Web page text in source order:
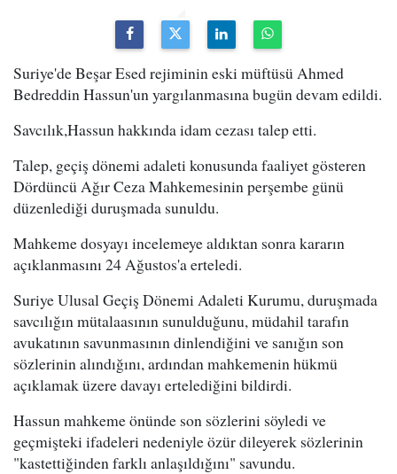
Suriye'de Beşar Esed rejiminin eski müftüsü Ahmed
Bedreddin Hassun'un yargılanmasına bugün devam edildi.
Savcılık,Hassun hakkında idam cezası talep etti.
Talep, geçiş dönemi adaleti konusunda faaliyet gösteren
Dördüncü Ağır Ceza Mahkemesinin perşembe günü
düzenlediği duruşmada sunuldu.
Mahkeme dosyayı incelemeye aldıktan sonra kararın
açıklanmasını 24 Ağustos'a erteledi.
Suriye Ulusal Geçiş Dönemi Adaleti Kurumu, duruşmada
savcılığın mütalaasının sunulduğunu, müdahil tarafın
avukatının savunmasının dinlendiğini ve sanığın son
sözlerinin alındığını, ardından mahkemenin hükmü
açıklamak üzere davayı ertelediğini bildirdi.
Hassun mahkeme önünde son sözlerini söyledi ve
geçmişteki ifadeleri nedeniyle özür dileyerek sözlerinin
"kastettiğinden farklı anlaşıldığını" savundu.